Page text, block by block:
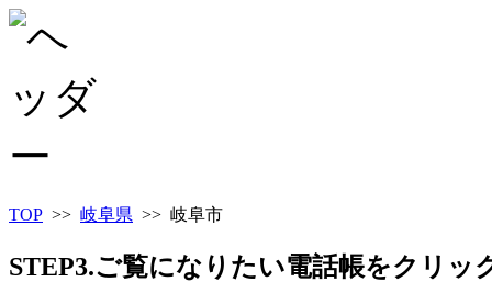
TOP >> 岐阜県 >> 岐阜市
STEP3.ご覧になりたい電話帳をクリッ